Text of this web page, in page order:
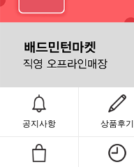
공지사항 상품후기